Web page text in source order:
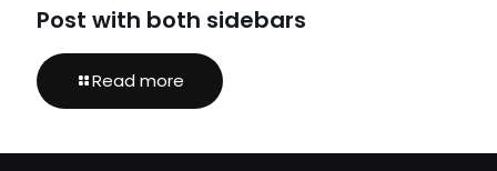
Post with both sidebars
Read more